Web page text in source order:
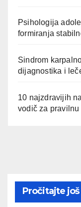
Psihologija
formiranja
Sindrom
dijagnostika i
10 najzdravijih
vodič za
Pročitajte još